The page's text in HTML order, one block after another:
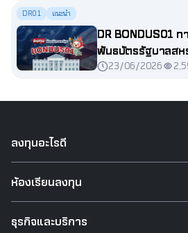
DR01 แนะนำ
DR BONDUS01 ท
พันธบัตรรัฐบาลสห
23/06/2026
ลงทุนอะไรดี
ห้องเรียนลงทุน
ธุรกิจและบริการ